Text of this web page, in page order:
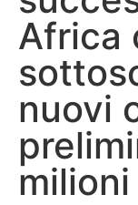
Africa
nuovi